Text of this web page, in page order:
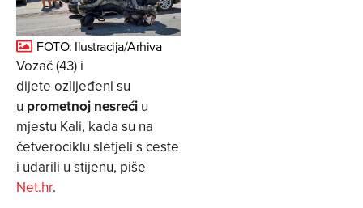
FOTO: Ilustracija/Arhiva
Vozač (43) i
dijete ozlijeđeni su
u prometnoj nesreći u
mjestu Kali, kada su na
četverociklu sletjeli s ceste
i udarili u stijenu, piše
Net.hr.